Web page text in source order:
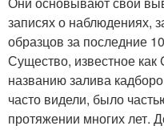
записях о наблюдениях,
образцов за последние
Существо, известное
названию залива
часто видели, было
протяжении многих лет.